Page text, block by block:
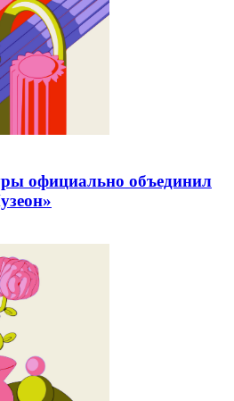
официально объединил